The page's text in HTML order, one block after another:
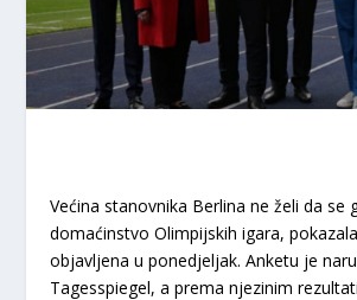
Većina stanovnika Berlina ne želi da se
domaćinstvo Olimpijskih igara,
objavljena u ponedjeljak. Anketu je
Tagesspiegel, a prema njezinim